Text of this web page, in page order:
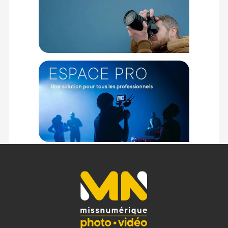
Une solution polyvalente pour les créateurs vidéo
Le Pyro 5 est conçu pour répondre aux besoins des
professionnels de l’audiovisuel qui recherchent fiabilité,
assure une visibilité optimale même en plein jour, tandis que
sa faible latence et sa portée étendue garantissent une
transmission fluide et sans interruption.
Technologie de transmission sans fil haute performance
Le Pyro 5 utilise les bandes de fréquences 2.4 GHz et 5 GHz
pour assurer une transmission vidéo fluide jusqu’à 400
mètres en champ libre. Grâce à la technologie de saut de
Un moniteur puissant aux fonctions complètes
Au-delà de sa fonction de transmission, le Pyro 5 offre des
outils professionnels d’analyse d’image : waveform,
vectorscope, histogramme, zebra, fausses couleurs, aide à la
mise au point, LUT 3D, et bien plus. Il permet aussi l’import de